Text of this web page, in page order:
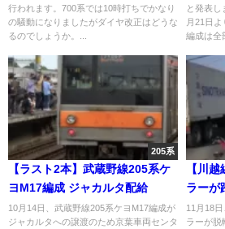
行われます。700系では10時打ちでかなり
の騒動になりましたがダイヤ改正はどうな
るのでしょうか。...
と発表し
月21日
編成は全
205系
【ラスト2本】武蔵野線205系ケ
ヨM17編成 ジャカルタ配給
10月14日、武蔵野線205系ケヨM17編成が
ジャカルタへの譲渡のため京葉車両センタ
【川
ラーが
禁止｣
11月18
ラーが脱